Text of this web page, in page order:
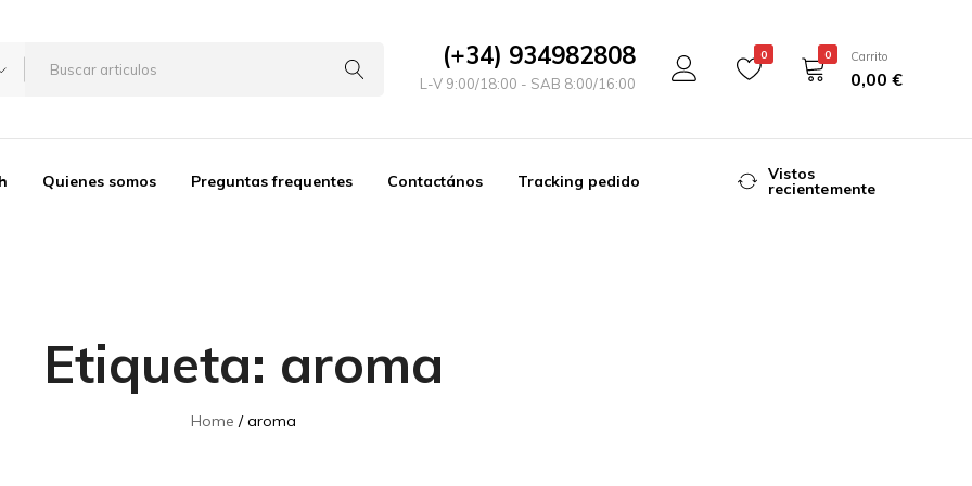
(+34) 934982808
L-V 9:00/18:00 - SAB 8:00/16:00
0 0 Carrito
0,00€
Quienes somos Preguntas frequentes Contactános Tracking pedido Vistos
recientemente
Etiqueta: aroma
Home aroma